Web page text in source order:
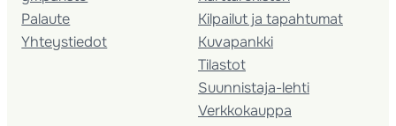
Palaute
Yhteystiedot
Kilpailut ja tapahtumat
Kuvapankki
Tilastot
Suunnistaja-lehti
Verkkokauppa